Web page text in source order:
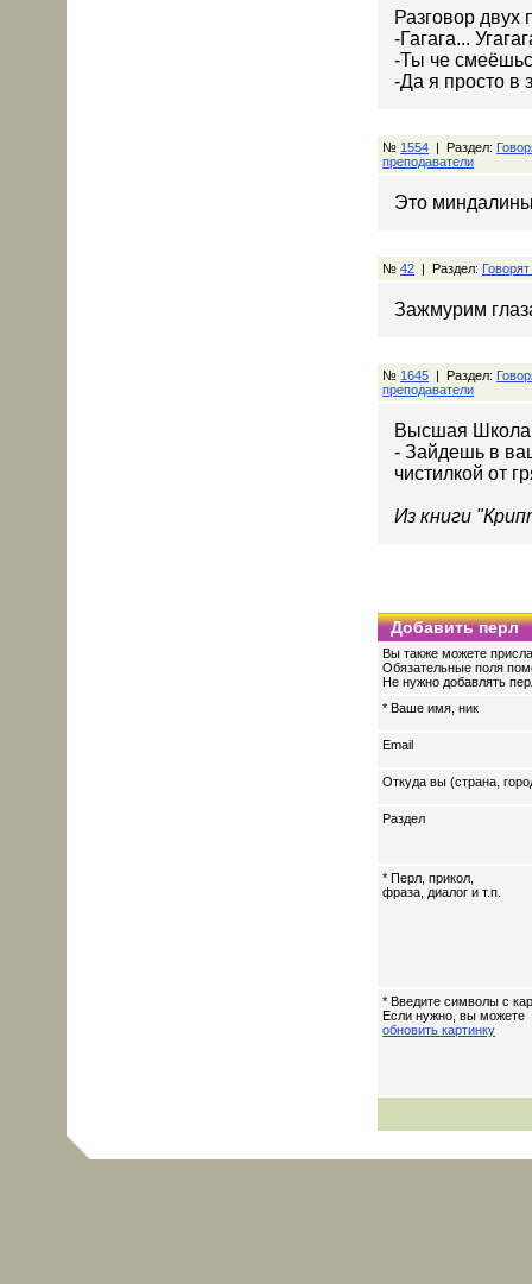
Разговор двух
-Гагага...
-Ты че
-Да я просто в
№ 1554 | Раздел:
преподаватели
Это миндалины
№42 | Раздел:
Зажмурим
№ 1645 | Раздел:
преподаватели
Высшая
- Зайдешь в
чистилкой от
Из книги
Добавить перл
Вы также можете
Обязательные поля
Не нужно добавлять
* Ваше имя, ник
Email
Откуда вы (страна,
Раздел
* Перл, прикол,
фраза, диалог и т.п.
* Введите символы с
Если нужно, вы можете
обновить картинку